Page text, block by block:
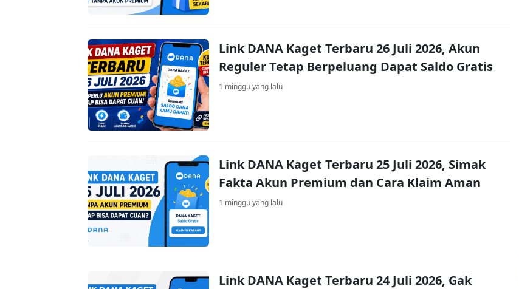
Link DANA Kaget Terbaru 26 Juli 2026, Akun
Reguler Tetap Berpeluang Dapat Saldo Gratis
1 minggu yang lalu
Link DANA Kaget Terbaru 25 Juli 2026, Simak
Fakta Akun Premium dan Cara Klaim Aman
1 minggu yang lalu
Link DANA Kaget Terbaru 24 Juli 2026, Gak